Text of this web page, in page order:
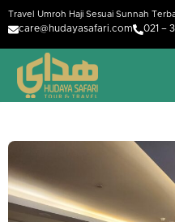
Travel Umroh Haji Sesuai Sunnah
care@hudayasafari.com 021 –